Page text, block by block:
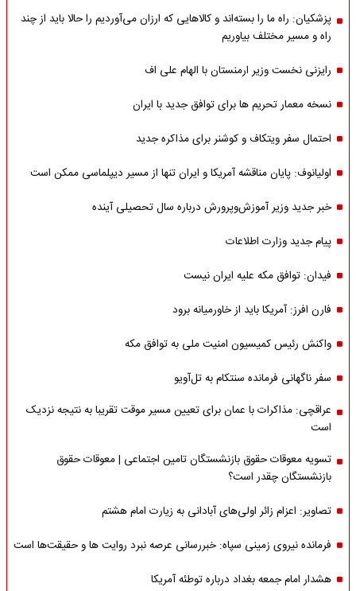
پزشکیان: راه ما را بسته‌اند و کالاهایی که ارزان می‌آوردیم را حالا باید از چند
راه و مسیر مختلف بیاوریم
رایزنی نخست وزیر ارمنستان با الهام علی اف
نسخه معمار تحریم ها برای توافق جدید با ایران
احتمال سفر ویتکاف و کوشنر برای مذاکره جدید
اولیانوف: پایان مناقشه آمریکا و ایران تنها از مسیر دیپلماسی ممکن است
خبر جدید وزیر آموزش‌وپرورش درباره سال تحصیلی آینده
پیام جدید وزارت اطلاعات
فیدان: توافق مکه علیه ایران نیست
فارن افرز: آمریکا باید از خاورمیانه برود
واکنش رئیس کمیسیون امنیت ملی به توافق مکه
سفر ناگهانی فرمانده سنتکام به تل‌آویو
عراقچی: مذاکرات با عمان برای تعیین مسیر موقت تقریبا به نتیجه نزدیک
است
تسویه معوقات حقوق بازنشستگان تامین اجتماعی | معوقات حقوق
بازنشستگان چقدر است؟
تصاویر: اعزام زائر اولی‌های آبادانی به زیارت امام هشتم
فرمانده نیروی زمینی سپاه: خبررسانی عرصه نبرد روایت ها و حقیقت‌ها است
هشدار امام جمعه بغداد درباره توطئه آمریکا